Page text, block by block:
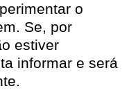
o
Se, por
estiver
informar e será